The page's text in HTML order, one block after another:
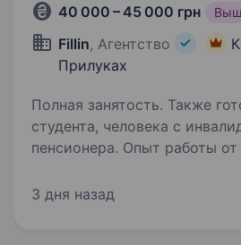
40 000 – 45 000 грн
Fillin, Агентство
Прилуках
Полная занятость. Также
студента, человека с
пенсионера. Опыт работы от 1 года.
Вимоги: Якщо Ви
3 дня назад